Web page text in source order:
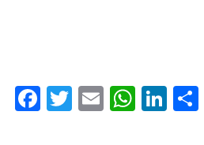
F
T
E
W Li